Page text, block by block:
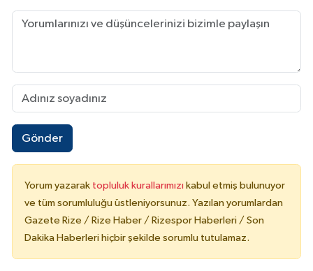
Gönder
Yorum yazarak topluluk kurallarımızı kabul etmiş bulunuyor
ve tüm sorumluluğu üstleniyorsunuz. Yazılan yorumlardan
Gazete Rize / Rize Haber / Rizespor Haberleri / Son
Dakika Haberleri hiçbir şekilde sorumlu tutulamaz.